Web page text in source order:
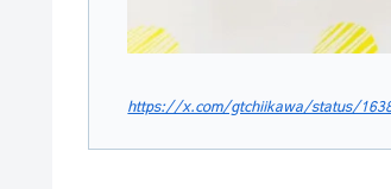
https://x.com/gtchiikawa/status/